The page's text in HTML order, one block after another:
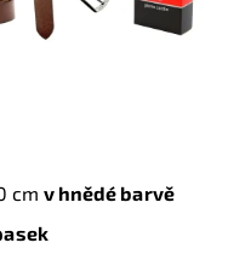
cm v hnědé barvě